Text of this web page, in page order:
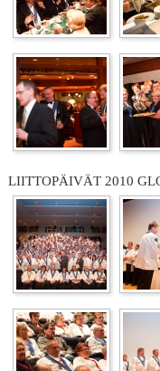
LIITTOPÄIVÄT 2010